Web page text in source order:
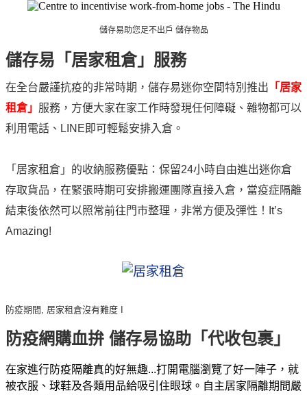
儲存易助您足不出戶 儲存物品
儲存易「居家租倉」服務
在全台嚴謹抗疫的非常時期，儲存易迷你空間特別推出 「居家
租倉」 服務，方便大家在家工作時發現任何障礙、雜物都可以
利用電話、LINE即可輕鬆安排入倉。
「居家租倉」的收納服務優點：保留24小時自由進出迷你倉
存取貨品，在緊張時期可安排搬運團隊直接入倉，當疫症隔離
結束後依然可以照常前往門市整理，非常方便及彈性！It’s
Amazing!
防疫期間, 居家租倉沒有難度 I
防疫網購血拚 儲存易協助「代收包裹」
在家進行防疫隔離真的好無趣...打開電腦瀏覽了好一陣子，就
被衣服、球鞋及各類用品給吸引住眼球。自主居家隔離期間嚴